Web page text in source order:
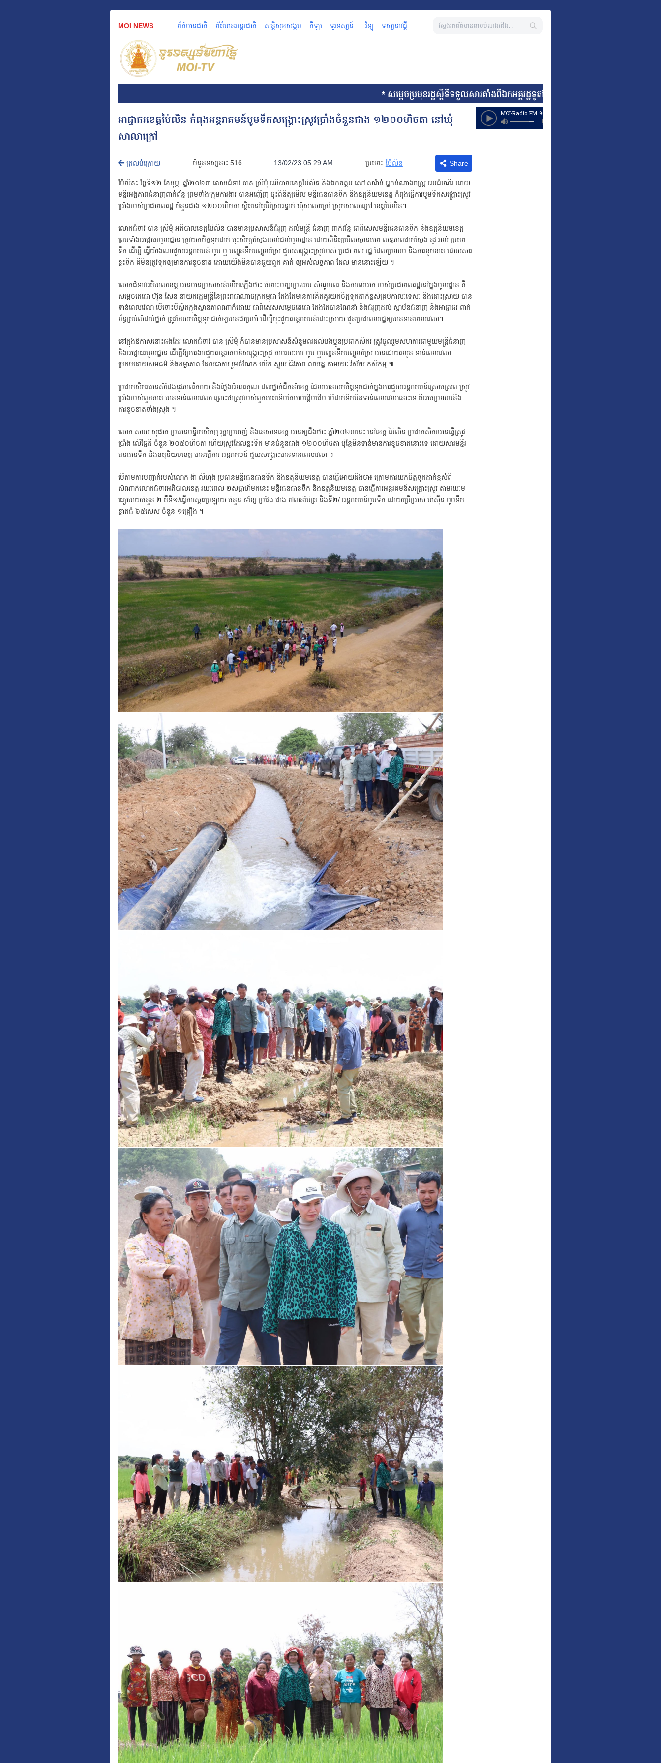
MOI NEWS ព័ត៌មានជាតិ ព័ត៌មានអន្តរជាតិ សន្តិសុខសង្គម កីឡា ទូរទស្សន៍ វិទ្យុ ទស្សនាវដ្តី
* សម្តេចប្រមុខរដ្ឋស្តីទីទទួលសារតាំងពីឯកអគ្គរដ្ឋទូតតែងតាំងថ្មី នៃសាធារណរដ្ឋអាហ្វ្រិកខ
អាជ្ញាធរខេត្តប៉ៃលិន កំពុងអន្តរាគមន៍បូមទឹកសង្គ្រោះស្រូវប្រាំងចំនួនជាង ១២០០ហិចតា នៅឃុំ
សាលាក្រៅ
ត្រលប់ក្រោយ ចំនួនទស្សនា៖ 516 13/02/23 05:29 AM ប្រភព៖ ប៉ៃលិន Share
ប៉ៃលិន៖ ថ្ងៃទី១២ ខែកុម្ភៈ ឆ្នាំ២០២៣ លោកជំទាវ បាន ស្រីមុំ អភិបាលខេត្តប៉ៃលិន និងឯកឧត្តម សៅ សារ៉ាត់ អ្នកតំណាងរាស្ត្រ អមដំណើរ ដោយ
មន្ទីរអង្គភាពជំនាញពាក់ព័ន្ធ ព្រមទាំងក្រុមការងារ បានអញ្ជើញ ចុះពិនិត្យមើល មន្ទីរធនធានទឹក និងឧត្តុនិយមខេត្ត កំពុងធ្វើការបូមទឹកសង្គ្រោះស្រូវ
ប្រាំងរបស់ប្រជាពលរដ្ឋ ចំនួនជាង ១២០០ហិចតា ស្ថិតនៅភូមិស្រែអន្ទាក់ ឃុំសាលាក្រៅ ស្រុកសាលាក្រៅ ខេត្តប៉ៃលិន។
លោកជំទាវ បាន ស្រីមុំ អភិបាលខេត្តប៉ៃលិន បានមានប្រសាសន៍ជំរុញ ដល់មន្ត្រី ជំនាញ ពាក់ព័ន្ធ ជាពិសេសមន្ទីរធនធានទឹក និងឧត្តុនិយមខេត្ត
ព្រមទាំងអាជ្ញាធរមូលដ្ឋាន ត្រូវយកចិត្តទុកដាក់ ចុះសិក្សាស្វែងយល់ដល់មូលដ្ឋាន ដោយពិនិត្យមើលស្ថានភាព លទ្ធភាពជាក់ស្ដែង នូវ រាល់ ប្រភព
ទឹក ដើម្បី ធ្វើយ៉ាងណាជួយអន្តរាគមន៍ បូម ឬ បញ្ជូនទឹកបញ្ចូលស្រែ ជួយសង្គ្រោះស្រូវរបស់ ប្រជា ពល រដ្ឋ ដែលប្រឈម និងការខូចខាត ដោយសារ
ខ្វះទឹក គឺមិនត្រូវទុកឲ្យមានការខូចខាត ដោយយើងមិនបានជួយពួក គាត់ ឲ្យអស់លទ្ធភាព ដែល មាននោះឡើយ ។
លោកជំទាវអភិបាលខេត្ត បានមានប្រសាសន៍លើកឡើងថា៖ ចំពោះបញ្ហាប្រឈម សំណូមពរ និងការលំបាក របស់ប្រជាពលរដ្ឋនៅក្នុងមូលដ្ឋាន គឺ
សម្ដេចតេជោ ហ៊ុន សែន នាយករដ្ឋមន្ត្រីនៃព្រះរាជាណាចក្រកម្ពុជា តែងតែមានការគិតគូរយកចិត្តទុកដាក់ខ្ពស់គ្រប់កាលៈទេសៈ និងដោះស្រាយ បាន
ទាន់ពេលវេលា បើទោះបីស្ថិតក្នុងស្ថានភាពណាក៏ដោយ ជាពិសេសសម្ដេចតេជោ តែងតែបានណែនាំ និងជំរុញដល់ ស្ថាប័នជំនាញ និងអាជ្ញាធរ ពាក់
ព័ន្ធគ្រប់លំដាប់ថ្នាក់ ត្រូវតែយកចិត្តទុកដាក់ឲ្យបានជាប្រចាំ ដើម្បីចុះជួយអន្តរាគមន៍ដោះស្រាយ ជូនប្រជាពលរដ្ឋឲ្យបានទាន់ពេលវេលា។
នៅក្នុងឱកាសនោះផងដែរ លោកជំទាវ បាន ស្រីមុំ ក៍បានមានប្រសាសន៍សំនូមពរដល់បងប្អូនប្រជាកសិករ ត្រូវចូលរួមសហការជាមួយមន្ត្រីជំនាញ
និងអាជ្ញាធរមូលដ្ឋាន ដើម្បីឱ្យការងារជួយអន្តរាគមន៍សង្គ្រោះស្រូវ តាមរយៈការ បូម ឬបញ្ជូនទឹកបញ្ចូលស្រែ បានដោយរលូន ទាន់ពេលវេលា
ប្រកបដោយសមធម៌ និងតម្លាភាព ដែលជាការ រួមចំណែក លើក ស្ទួយ ជីវភាព ពលរដ្ឋ តាមរយៈ វិស័យ កសិកម្ម ៕
ប្រជាកសិករបានសំដែងនូវភាពរីករាយ និងថ្លែងអំណរគុណ ដល់ថ្នាក់ដឹកនាំខេត្ត ដែលបានយកចិត្តទុកដាក់ក្នុងការជួយអន្តរាគមន៍ស្រោចស្រព ស្រូវ
ប្រាំងរបស់ពួកគាត់ បានទាន់ពេលវេលា ព្រោះថាស្រូវរបស់ពួកគាត់ទើបតែចាប់ផ្តើមផើម បើដាក់ទឹកមិនទាន់ពេលវេលានោះទេ គឺអាចប្រឈមនឹង
ការខូចខាតទាំងស្រុង ។
លោក សាយ សុផាត ប្រធានមន្ទីរកសិកម្ម រុក្ខាប្រមាញ់ និងនេសាទខេត្ត បានឲ្យដឹងថា៖ ឆ្នាំ២០២៣នេះ នៅខេត្ត ប៉ៃលិន ប្រជាកសិករបានធ្វើស្រូវ
ប្រាំង លើផ្ទៃដី ចំនួន ២០៥០ហិចតា ហើយស្រូវដែលខ្វះទឹក មានចំនួនជាង ១២០០ហិចតា ប៉ុន្តែមិនទាន់មានការខូចខាតនោះទេ ដោយសារមន្ទីរ
ធនធានទឹក និងឧតុនិយមខេត្ត បានធ្វើការ អន្តរាគមន៍ ជួយសង្គ្រោះបានទាន់ពេលវេលា ។
បើតាមការបញ្ជាក់របស់លោក ង៉ា លីហុង ប្រធានមន្ទីរធនធានទឹក និងឧតុនិយមខេត្ត បានធ្វើអោយដឹងថា៖ ក្រោមការយកចិត្តទុកដាក់ខ្ពស់ពី
សំណាក់លោកជំទាវអភិបាលខេត្ត រយៈពេល ២សប្តាហ៍មកនេះ មន្ទីរធនធានទឹក និងឧត្តុនិយមខេត្ត បានធ្វើការអន្តរគមន៍សង្គ្រោះស្រូវ តាមរយៈម
ធ្យោបាយចំនួន ២ គឺទី១/ធ្វើការស្តារប្រឡាយ ចំនួន ៥ខ្សែ ប្រវែង ជាង ៧ពាន់ម៉ែត្រ និងទី២/ អន្តរាគមន៍បូមទឹក ដោយប្រើប្រាស់ ម៉ាស៊ីន បូមទឹក
ខ្នាតធំ ៦៥សេស ចំនួន ១គ្រឿង ។